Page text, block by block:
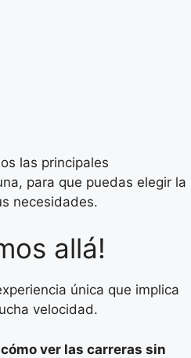
las principales
para que puedas elegir la
necesidades.
allá!
única que implica
velocidad.
ver las carreras sin